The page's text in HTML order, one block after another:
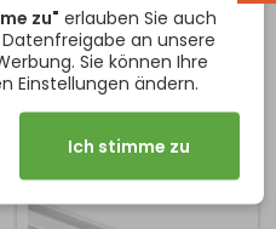
und gewährleistet dank
ihrer robusten Konstruktion
langfristige Stabilität und
Zuverlässigkeit des
gesamten Systems.
Verfügbare Längen: 1800
Profilbreite: 75 mm
Profilhöhe:...
Preis
26,74 €
In den Warenkorb
zu" erlauben Sie auch
an unsere
Sie können Ihre
Einstellungen ändern.
Ich stimme zu